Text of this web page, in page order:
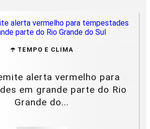
☂️ TEMPO E CLIMA
alerta vermelho para
em grande parte do Rio
Grande do...